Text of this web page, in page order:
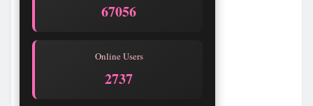
67056
Online Users
2737